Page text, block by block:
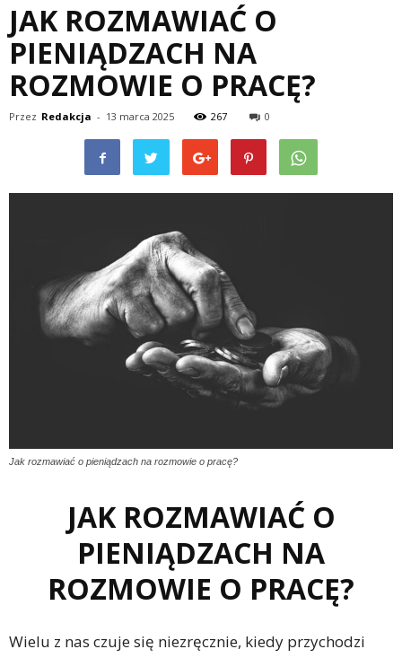
JAK ROZMAWIAĆ O
PIENIĄDZACH NA
ROZMOWIE O PRACĘ?
Przez Redakcja - 13 marca 2025 267 0
Jak rozmawiać o pieniądzach na rozmowie o pracę?
JAK ROZMAWIAĆ O
PIENIĄDZACH NA
ROZMOWIE O PRACĘ?
Wielu z nas czuje się niezręcznie, kiedy przychodzi